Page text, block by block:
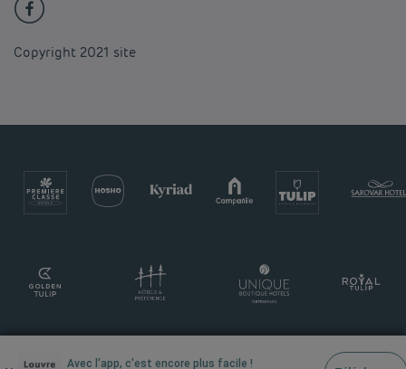
Copyright 2021 site
Avec l'app, c'est encore plus facile !